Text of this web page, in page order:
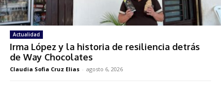
Actualidad
Irma López y la historia de resiliencia detrás
de Way Chocolates
Claudia Sofia Cruz Elias - agosto 6, 2026